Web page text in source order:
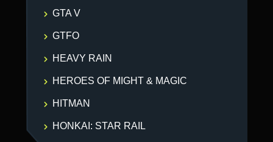
GTA V
GTFO
HEAVY RAIN
HEROES OF MIGHT & MAGIC
HITMAN
HONKAI: STAR RAIL